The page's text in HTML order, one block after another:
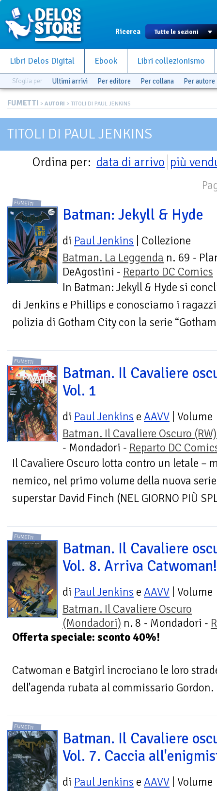
Ricerca
Libri Delos Digital Ebook Libri collezionismo
Sfoglia per Ultimi arrivi Per editore Per collana Per autore
FUMETTI > AUTORI > TITOLI DI PAUL JENKINS
TITOLI DI PAUL JENKINS
Ordina per: data di arrivo più
FUMETTI
Batman: Jekyll & Hyde
di Paul Jenkins | Collezione
Batman. La Leggenda n. 69 -
DeAgostini - Reparto DC Comics
In Batman: Jekyll & Hyde si
di Jenkins e Phillips e conosciamo i
polizia di Gotham City con la serie
FUMETTI
Batman. Il Cavaliere
Vol. 1
di Paul Jenkins e AAVV | Volume
Batman. Il Cavaliere Oscuro (RW)
- Mondadori - Reparto DC
Il Cavaliere Oscuro lotta contro un letale –
nemico, nel primo volume della nuova
superstar David Finch (NEL GIORNO PIÙ
FUMETTI
Batman. Il Cavaliere
Vol. 8. Arriva Catwoman!
di Paul Jenkins e AAVV | Volume
Batman. Il Cavaliere Oscuro
(Mondadori) n. 8 - Mondadori -
Offerta speciale: sconto 40%!
Catwoman e Batgirl incrociano le loro
dell'agenda rubata al commissario
FUMETTI
Batman. Il Cavaliere
Vol. 7. Caccia
di Paul Jenkins e AAVV | Volume